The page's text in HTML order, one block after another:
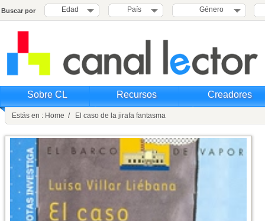
Buscar por Edad País Género
Sobre CL Recursos Creadores
Estás en : Home / El caso de la jirafa fantasma